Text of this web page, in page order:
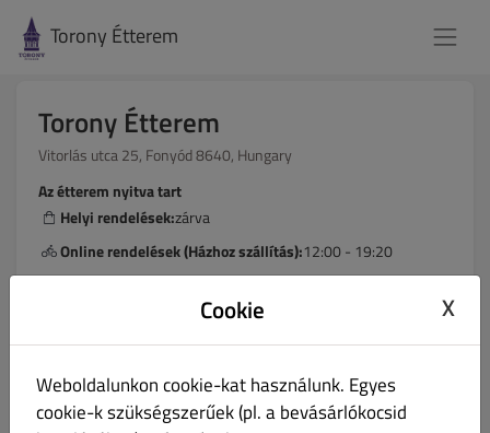
Torony Étterem
Torony Étterem
Vitorlás utca 25, Fonyód 8640, Hungary
Az étterem nyitva tart
Helyi rendelések:zárva
Online rendelések (Házhoz szállítás):12:00 - 19:20
Hogyan szeretnéd a rendelésedet megkapni?
Házhoz szállítás Elvitel
Cookie X
Weboldalunkon cookie-kat használunk. Egyes
cookie-k szükségszerűek (pl. a bevásárlókocsid